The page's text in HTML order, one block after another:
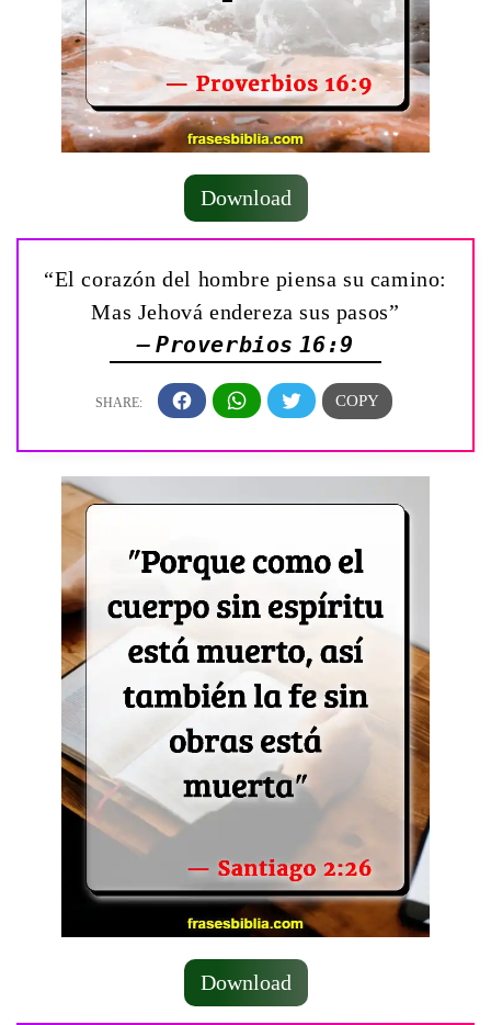
Download
“El corazón del hombre piensa su camino:
Mas Jehová endereza sus pasos”
— Proverbios 16:9
Download